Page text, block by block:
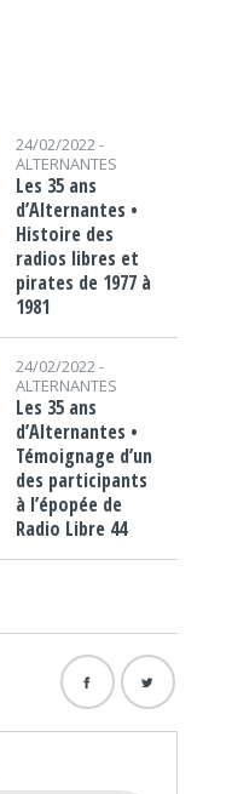
24/02/2022 -
ALTERNANTES
Les 35 ans
d’Alternantes •
Histoire des
radios libres et
pirates de 1977 à
1981
24/02/2022 -
ALTERNANTES
Les 35 ans
d’Alternantes •
Témoignage d’un
des participants
à l’épopée de
Radio Libre 44